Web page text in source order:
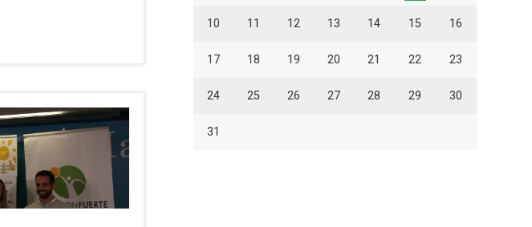
10 11 12 13 14 15 16
17 18 19 20 21 22 23
24 25 26 27 28 29 30
31